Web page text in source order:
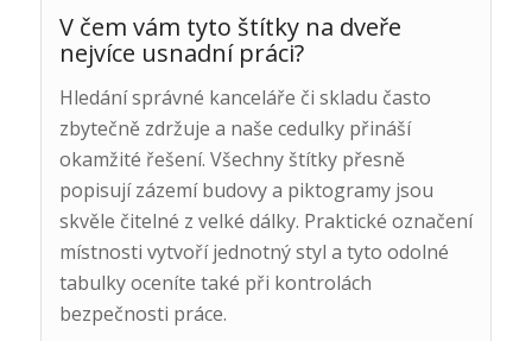
V čem vám tyto štítky na dveře
nejvíce usnadní práci?
Hledání správné kanceláře či skladu často
zbytečně zdržuje a naše cedulky přináší
okamžité řešení. Všechny štítky přesně
popisují zázemí budovy a piktogramy jsou
skvěle čitelné z velké dálky. Praktické označení
místnosti vytvoří jednotný styl a tyto odolné
tabulky oceníte také při kontrolách
bezpečnosti práce.